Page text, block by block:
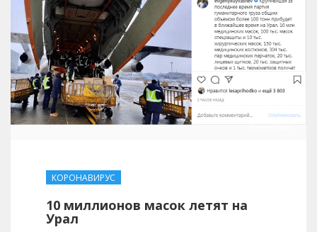
КОРОНАВИРУС
10 миллионов масок летят на
Урал